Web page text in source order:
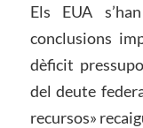
Els EUA
conclusions
dèficit
del deute
recursos»